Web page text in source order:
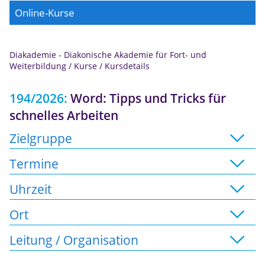
Online-Kurse
Diakademie - Diakonische Akademie für Fort- und
Weiterbildung / Kurse / Kursdetails
194/2026: Word: Tipps und Tricks für
schnelles Arbeiten
Zielgruppe
Termine
Uhrzeit
Ort
Leitung / Organisation